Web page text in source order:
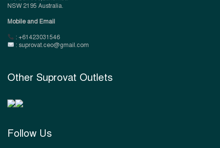
NSW 2195 Australia.
Mobile and Email
: +61423031546
: suprovat.ceo@gmail.com
Other Suprovat Outlets
Follow Us